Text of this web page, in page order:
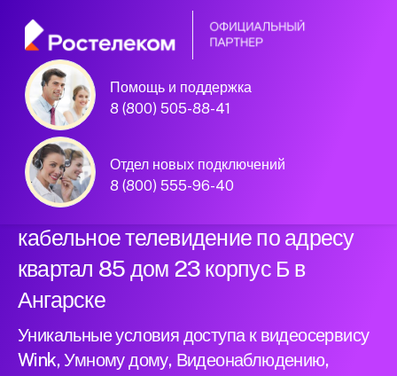
Помощь и поддержка
8 (800) 505-88-41
Отдел новых подключений
8 (800) 555-96-40
Официальный
партнер Ростелеком
Подключили новый интернет и
кабельное телевидение по адресу
квартал 85 дом 23 корпус Б в
Ангарске
Уникальные условия доступа к видеосервису
Wink, Умному дому, Видеонаблюдению,